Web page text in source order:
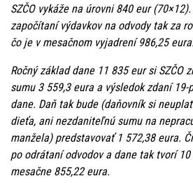
SZČO vykáže na úrovni 840 eur
započítaní výdavkov na odvody tak za
čo je v mesačnom vyjadrení 986,25 eura.
Ročný základ dane 11 835 eur si SZČO
sumu 3 559,3 eura a výsledok zdaní
dane. Daň tak bude (daňovník si
dieťa, ani nezdaniteľnú sumu na
manžela) predstavovať 1 572,38 eura.
po odrátaní odvodov a dane tak tvorí 10
mesačne 855,22 eura.